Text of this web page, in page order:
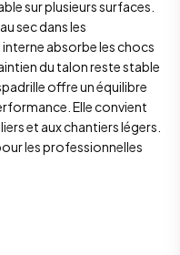
sur plusieurs surfaces.
sec dans les
absorbe les chocs
du talon reste stable
offre un équilibre
Elle convient
et aux chantiers légers.
les professionnelles